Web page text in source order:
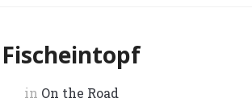
Fischeintopf
in On the Road